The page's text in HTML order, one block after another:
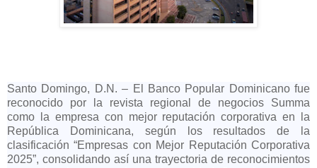
Santo Domingo, D.N. – El Banco Popular Dominicano fue
reconocido por la revista regional de negocios Summa
como la empresa con mejor reputación corporativa en la
República Dominicana, según los resultados de la
clasificación “Empresas con Mejor Reputación Corporativa
2025”, consolidando así una trayectoria de reconocimientos